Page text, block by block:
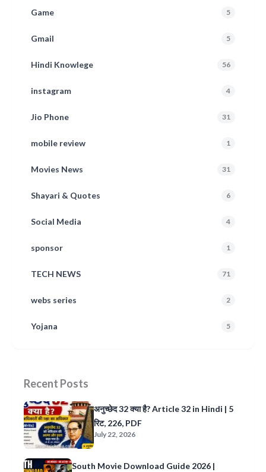
Game 5
Gmail 5
Hindi Knowlege 56
instagram 4
Jio Phone 31
mobile review 1
Movies News 31
Shayari & Quotes 6
Social Media 4
sponsor 1
TECH NEWS 71
webs series 2
Yojana 5
Recent Posts
अनुच्छेद 32 क्या है? Article 32 in Hindi | 5
रिट, 226, PDF
July 22, 2026
South Movie Download Guide 2026 |